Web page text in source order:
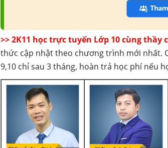
>> 2K11 học trực tuyến Lớp 10 cùng thầy
thức cập nhật theo chương trình mới nhất.
9,10 chỉ sau 3 tháng, hoàn trả học phí nếu